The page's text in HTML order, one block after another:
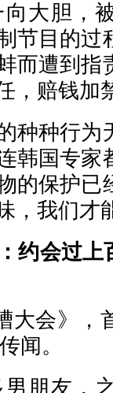
大胆，
节目的过
而遭到指
，赔钱加
种种行为
韩国专家
的保护已
，我们才
约会过上
大会》，
闻。
朋友，